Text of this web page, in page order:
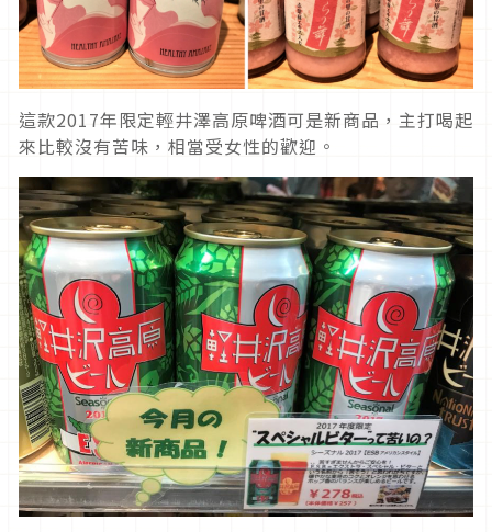
這款2017年限定輕井澤高原啤酒可是新商品，主打喝起
來比較沒有苦味，相當受女性的歡迎。